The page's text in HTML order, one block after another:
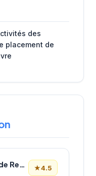
des
placement de
Michael Page – Cabinet de Recrutement Lyon ★4.5